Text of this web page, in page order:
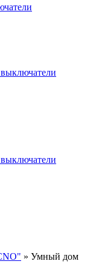
» Умный дом